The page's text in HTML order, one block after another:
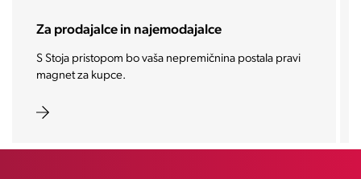
in najemodajalce
pristopom bo vaša nepremičnina postala pravi
za kupce.